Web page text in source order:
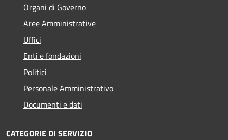
Organi di Governo
Aree Amministrative
Uffici
Enti e fondazioni
Politici
Personale Amministrativo
Documenti e dati
CATEGORIE DI SERVIZIO